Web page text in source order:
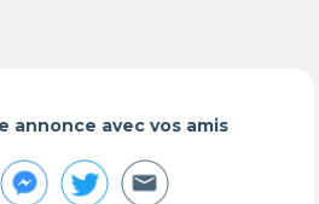
annonce avec vos amis